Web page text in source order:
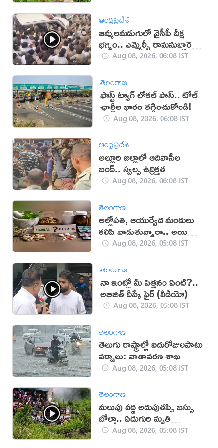
ఆంధ్రప్రదేశ్
జమ్మలమడుగులో వైసీపీ దీక్ష
భగ్నం.. ఎమ్మెల్సీ రామసుబ్బారెడ్డి
అరెస్ట్ (వీడియో)
Aug 08, 2026, 06:08 IST
తెలంగాణ
ఫాస్ట్ ట్యాగ్ లోకల్ పాస్.. టోల్
ఛార్జీల భారం తగ్గించుకోండి!
Aug 08, 2026, 06:08 IST
ఆంధ్రప్రదేశ్
అల్లూరి జిల్లాలో ఆదివాసీల
బంద్.. స్వల్ప ఉద్రిక్తత
Aug 08, 2026, 06:08 IST
తెలంగాణ
అల్లోపతి, ఆయుర్వేద మందులు
కలిపి వాడుతున్నారా.. అయితే
జాగ్రత్త!Aug 08, 2026, 05:08 IST
తెలంగాణ
నా ఇంట్లో మీ పెత్తనం ఏంటి?..
అభిజిత్‌ దీప్కే ఫైర్‌ (వీడియో)
Aug 08, 2026, 05:08 IST
తెలంగాణ
తెలుగు రాష్ట్రాల్లో ఐదురోజులపాటు
వర్షాలు: వాతావరణ శాఖ
Aug 08, 2026, 05:08 IST
తెలంగాణ
మలుపు వద్ద అదుపుతప్పి బస్సు
బోల్తా.. ఏడుగురి మృతి
(వీడియో)
Aug 08, 2026, 05:08 IST